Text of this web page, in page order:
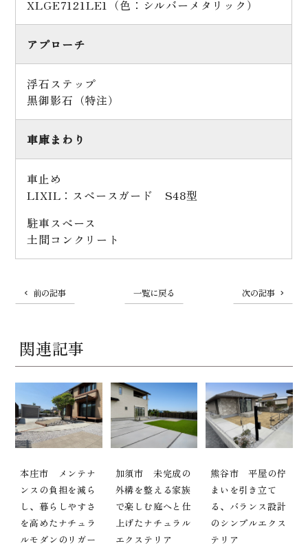
XLGE7121LE1（色：シルバーメタリック）
アプローチ
浮石ステップ
黒御影石（特注）
車庫まわり
車止め
LIXIL：スペースガード S48型
駐車スペース
土間コンクリート
前の記事 一覧に戻る 次の記事
関連記事
本庄市 メンテナ
ンスの負担を減ら
し、暮らしやすさ
を高めたナチュラ
ルモダンのリガー
加須市 未完成の
外構を整える家族
で楽しむ庭へと仕
上げたナチュラル
エクステリア
熊谷市 平屋の佇
まいを引き立て
る、バランス設計
のシンプルエクス
テリア